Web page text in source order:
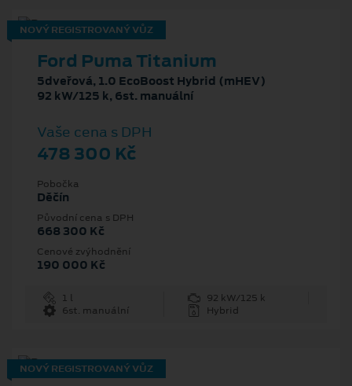
NOVÝ REGISTROVANÝ VŮZ
Ford Puma Titanium
5dveřová, 1.0 EcoBoost Hybrid (mHEV)
92 kW/125 k, 6st. manuální
Vaše cena s DPH
478 300 Kč
Pobočka
Děčín
Původní cena s DPH
668 300 Kč
Cenové zvýhodnění
190 000 Kč
1 l
92 kW/125 k
6st. manuální
Hybrid
NOVÝ REGISTROVANÝ VŮZ